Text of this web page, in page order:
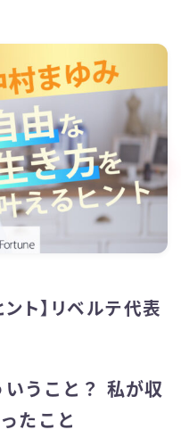
ト】リベルテ代表
いうこと？ 私が収
たこと